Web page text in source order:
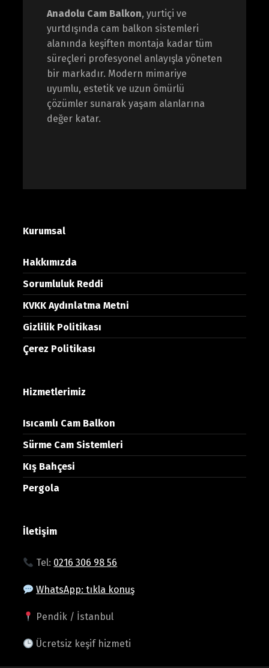
Anadolu Cam Balkon, yurtiçi ve
yurtdışında cam balkon sistemleri
alanında keşiften montaja kadar tüm
süreçleri profesyonel anlayışla yöneten
bir markadır. Modern mimariye
uyumlu, estetik ve uzun ömürlü
çözümler sunarak yaşam alanlarına
değer katar.
Kurumsal
Hakkımızda
Sorumluluk Reddi
KVKK Aydınlatma Metni
Gizlilik Politikası
Çerez Politikası
Hizmetlerimiz
Isıcamlı Cam Balkon
Sürme Cam Sistemleri
Kış Bahçesi
Pergola
İletişim
Tel: 0216 306 98 56
WhatsApp: tıkla konuş
Pendik / İstanbul
Ücretsiz keşif hizmeti